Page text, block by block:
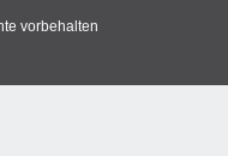
vorbehalten